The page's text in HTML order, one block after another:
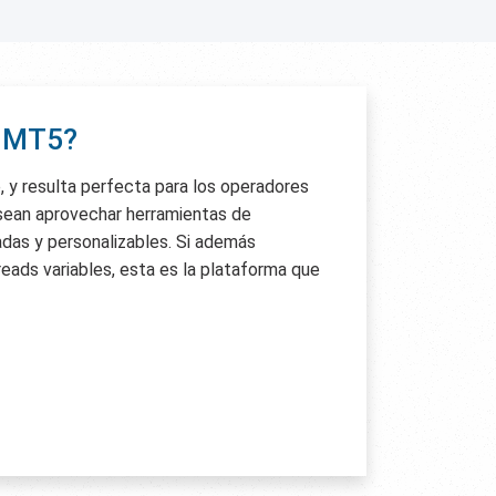
y resulta perfecta para los operadores
aprovechar herramientas de
y personalizables. Si además
variables, esta es la plataforma que